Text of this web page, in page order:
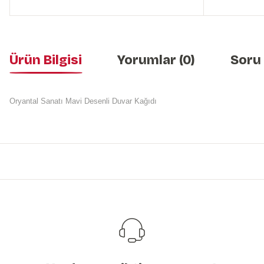
Ürün Bilgisi Yorumlar (0) Soru
Oryantal Sanatı Mavi Desenli Duvar Kağıdı
Bu ürüne benzer farklı alternatifler olmalı.